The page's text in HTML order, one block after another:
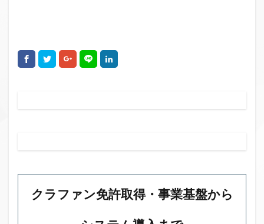
クラファン免許取得・事業基盤から